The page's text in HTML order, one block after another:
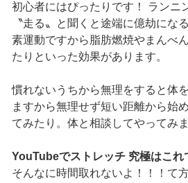
初心者にはぴったりです！ ランニ
〝走る〟と聞くと途端に億劫にな
素運動ですから脂肪燃焼やまんべ
たりといった効果があります。
慣れないうちから無理をすると体
ますから無理せず短い距離から始
てみたり。体と相談してやってみま
YouTubeでストレッチ 究極はこれ
そんなに時間取れないよ！！！て